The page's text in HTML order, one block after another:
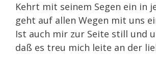
Kehrt mit seinem Segen ein in
geht auf allen Wegen mit uns
Ist auch mir zur Seite still und
daß es treu mich leite an der